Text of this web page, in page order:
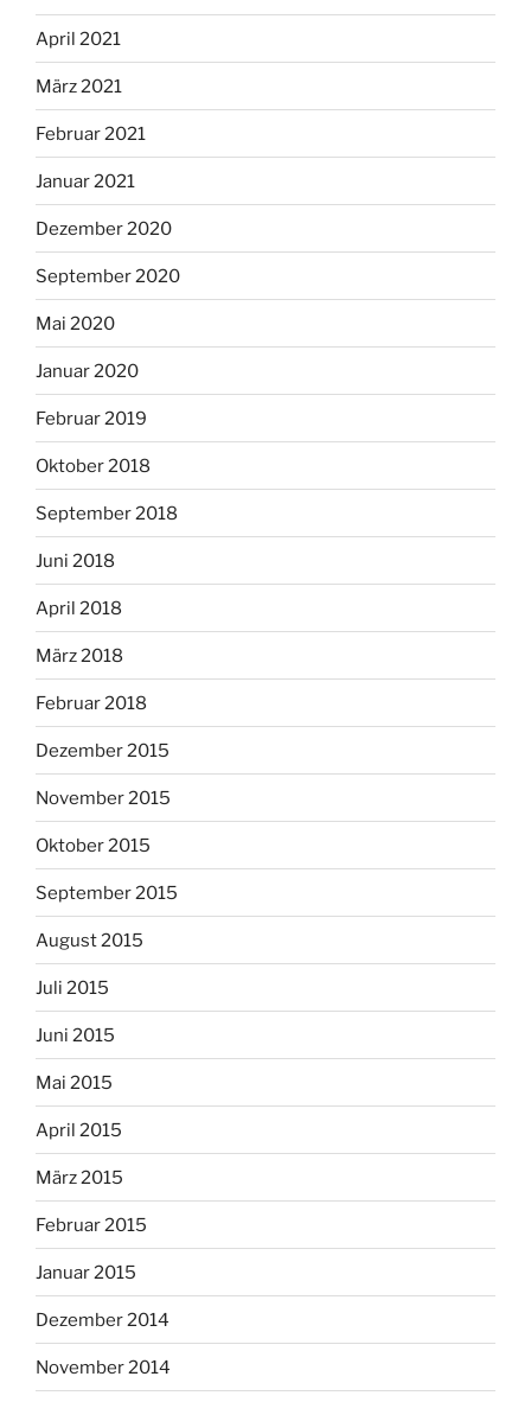
April 2021
März 2021
Februar 2021
Januar 2021
Dezember 2020
September 2020
Mai 2020
Januar 2020
Februar 2019
Oktober 2018
September 2018
Juni 2018
April 2018
März 2018
Februar 2018
Dezember 2015
November 2015
Oktober 2015
September 2015
August 2015
Juli 2015
Juni 2015
Mai 2015
April 2015
März 2015
Februar 2015
Januar 2015
Dezember 2014
November 2014